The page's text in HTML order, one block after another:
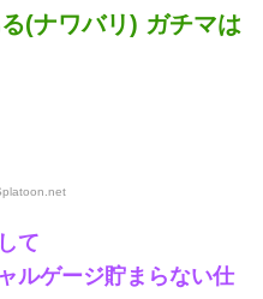
(ナワバリ) ガチマは
て
ルゲージ貯まらない仕